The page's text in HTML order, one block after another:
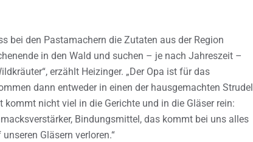
bei den Pastamachern die Zutaten aus der Region
in den Wald und suchen – je nach Jahreszeit –
erzählt Heizinger. „Der Opa ist für das
dann entweder in einen der hausgemachten Strudel
nicht viel in die Gerichte und in die Gläser rein:
Bindungsmittel, das kommt bei uns alles
Gläsern verloren.“